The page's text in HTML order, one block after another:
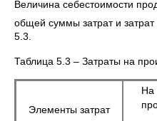
Величина себестоимости
общей суммы затрат и
5.3.
Таблица 5.3 – Затраты на
Элементы затрат
На